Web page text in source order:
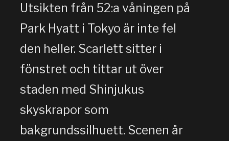
Utsikten från 52:a våningen på
Park Hyatt i Tokyo är inte fel
den heller. Scarlett sitter i
fönstret och tittar ut över
staden med Shinjukus
skyskrapor som
bakgrundssilhuett. Scenen är